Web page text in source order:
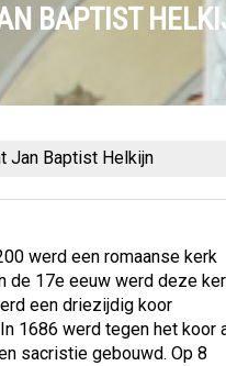
BAPTIST
Jan Baptist Helkijn
werd een romaanse kerk
de 17e eeuw werd deze
een driezijdig koor
1686 werd tegen het koor
sacristie gebouwd. Op 8